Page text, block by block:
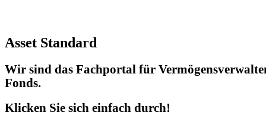
Asset Standard
Wir sind das Fachportal für
Fonds.
Klicken Sie sich einfach durch!